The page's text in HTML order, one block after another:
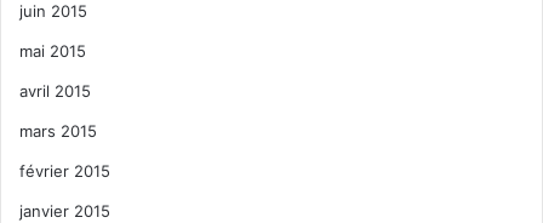
juin 2015
mai 2015
avril 2015
mars 2015
février 2015
janvier 2015